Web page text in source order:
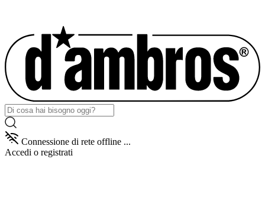
Connessione di rete offline ...
Accedi o registrati